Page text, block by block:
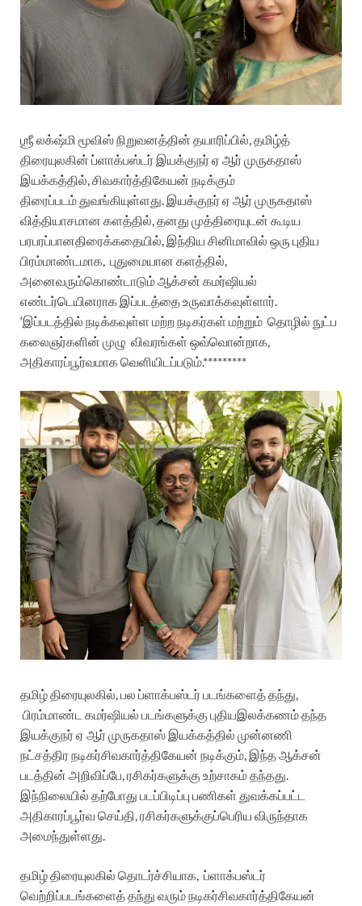
ஶ்ரீலக்‌ஷ்மி மூவிஸ்நிறுவனத்தின் தயாரிப்பில்,தமிழ்த்
திரையுலகின் ப்ளாக்பஸ்டர் இயக்குநர்ஏ ஆர்முருகதாஸ்
இயக்கத்தில்,சிவகார்த்திகேயன் நடிக்கும்
திரைப்படம்துவங்கியுள்ளது. இயக்குநர்ஏ ஆர்முருகதாஸ்
வித்தியாசமான களத்தில்,தனது முத்திரையுடன் கூடிய
பரபரப்பானதிரைக்கதையில், இந்திய சினிமாவில் ஒரு புதிய
பிரம்மாண்டமாக, புதுமையான களத்தில்,
அனைவரும்கொண்டாடும்ஆக்சன் கமர்ஷியல்
எண்டர்டெயினராக இப்படத்தைஉருவாக்கவுள்ளார்.
‘இப்படத்தில் நடிக்கவுள்ள மற்றநடிகர்கள் மற்றும் தொழில் நுட்ப
கலைஞர்களின் முழு விவரங்கள் ஒவ்வொன்றாக,
அதிகாரப்பூர்வமாகவெளியிடப்படும்.*********
தமிழ்திரையுலகில் பல ப்ளாக்பஸ்டர்படங்களைத்தந்து
பிரம்மாண்ட கமர்ஷியல் படங்களுக்கு புதியஇலக்கணம்தந்த
இயக்குநர்ஏ ஆர்முருகதாஸ் இயக்கத்தில் முன்னணி
நட்சத்திரநடிகர்சிவகார்த்திகேயன் நடிக்கும் இந்தஆக்சன்
படத்தின் அறிவிப்பே ரசிகர்களுக்கு உற்சாகம்தந்தது
இந்நிலையில் தற்போது படப்பிடிப்பு பணிகள் துவக்கப்பட்ட
அதிகாரப்பூர்வ செய்தி ரசிகர்களுக்குப்பெரிய விருந்தாக
அமைந்துள்ளது
தமிழ்திரையுலகில் தொடர்ச்சியாக ப்ளாக்பஸ்டர்
வெற்றிப்படங்களைத்தந்து வரும்நடிகர்சிவகார்த்திகேயன்